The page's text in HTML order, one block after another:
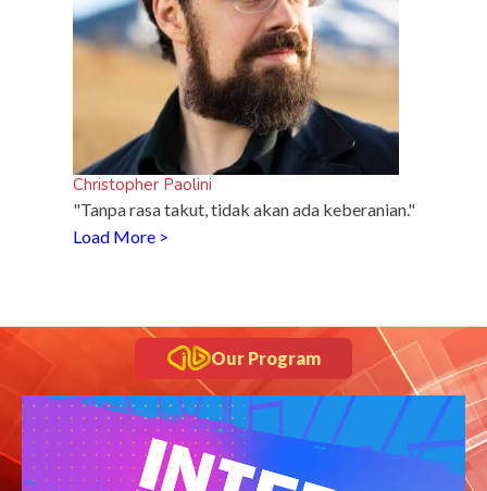
Christopher Paolini
"Tanpa rasa takut, tidak akan ada keberanian."
Load More >
Our Program